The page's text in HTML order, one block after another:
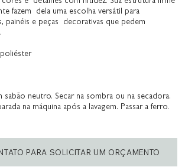
fazem dela uma escolha versátil para
painéis e peças decorativas que pedem
sabão neutro. Secar na sombra ou na secadora.
na máquina após a lavagem. Passar a ferro.
PARA SOLICITAR UM ORÇAMENTO